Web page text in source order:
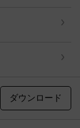
ダウンロード